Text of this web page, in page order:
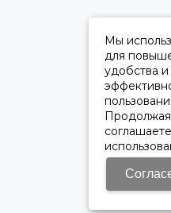
Мы
для
удобства и